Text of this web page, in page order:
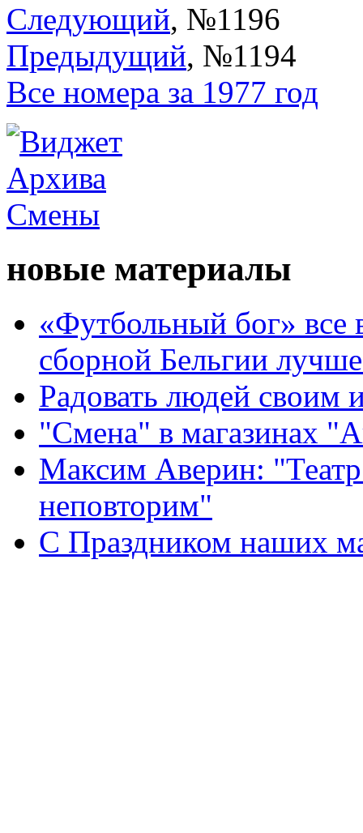
Следующий, №1196
Предыдущий, №1194
Все номера за 1977 год
новые материалы
«Футбольный бог» все
сборной Бельгии
Радовать людей своим
"Смена" в магазинах
Максим Аверин:
неповторим"
С Праздником наших